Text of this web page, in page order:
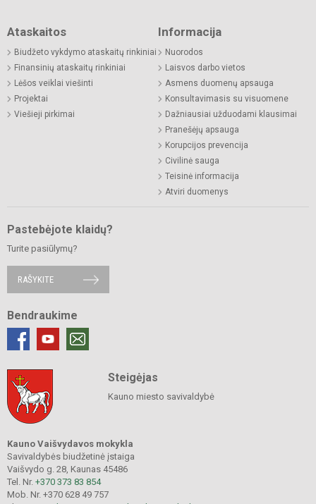
Ataskaitos
Biudžeto vykdymo ataskaitų rinkiniai
Finansinių ataskaitų rinkiniai
Lėšos veiklai viešinti
Projektai
Viešieji pirkimai
Informacija
Nuorodos
Laisvos darbo vietos
Asmens duomenų apsauga
Konsultavimasis su visuomene
Dažniausiai užduodami klausimai
Pranešėjų apsauga
Korupcijos prevencija
Civilinė sauga
Teisinė informacija
Atviri duomenys
Pastebėjote klaidų?
Turite pasiūlymų?
RAŠYKITE
Bendraukime
Steigėjas
Kauno miesto savivaldybė
Kauno Vaišvydavos mokykla
Savivaldybės biudžetinė įstaiga
Vaišvydo g. 28, Kaunas 45486
Tel. Nr. +370 373 83 854
Mob. Nr. +370 628 49 757